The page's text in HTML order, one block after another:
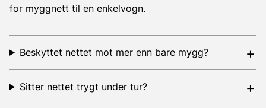
for myggnett til en enkelvogn.
Beskyttet nettet mot mer enn bare mygg?
Sitter nettet trygt under tur?